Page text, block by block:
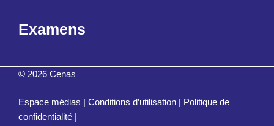
Examens
© 2026 Cenas
Espace médias | Conditions d’utilisation | Politique de
confidentialité |